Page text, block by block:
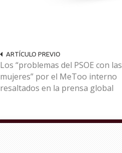
ARTÍCULO PREVIO
Los “problemas del PSOE con las
mujeres” por el MeToo interno
resaltados en la prensa global